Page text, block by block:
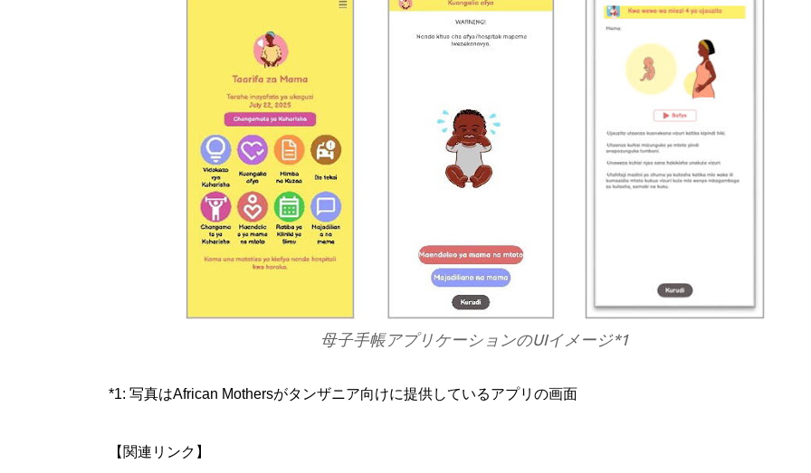
母子手帳アプリケーションのUIイメージ*1
*1: 写真はAfrican Mothersがタンザニア向けに提供しているアプリの画面
【関連リンク】